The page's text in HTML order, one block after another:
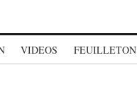
VIDEOS FEUILLETON